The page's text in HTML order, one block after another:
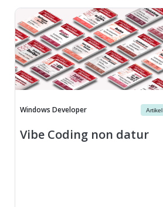
Windows Developer Artikel
Vibe Coding non datur